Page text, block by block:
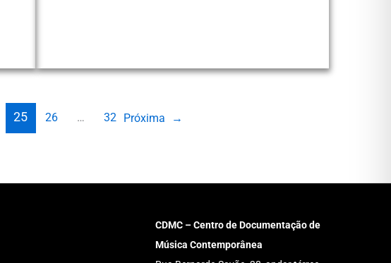
25 26 … 32 Próxima →
CDMC – Centro de Documentação de
Música Contemporânea